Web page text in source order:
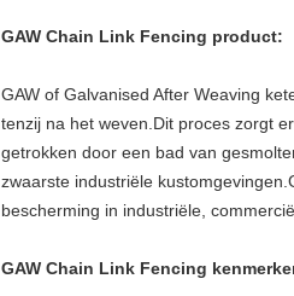
GAW Chain Link Fencing product:
GAW of Galvanised After Weaving
tenzij na het weven.Dit proces zorgt
getrokken door een bad van
zwaarste industriële
bescherming in industriële,
GAW Chain Link Fencing